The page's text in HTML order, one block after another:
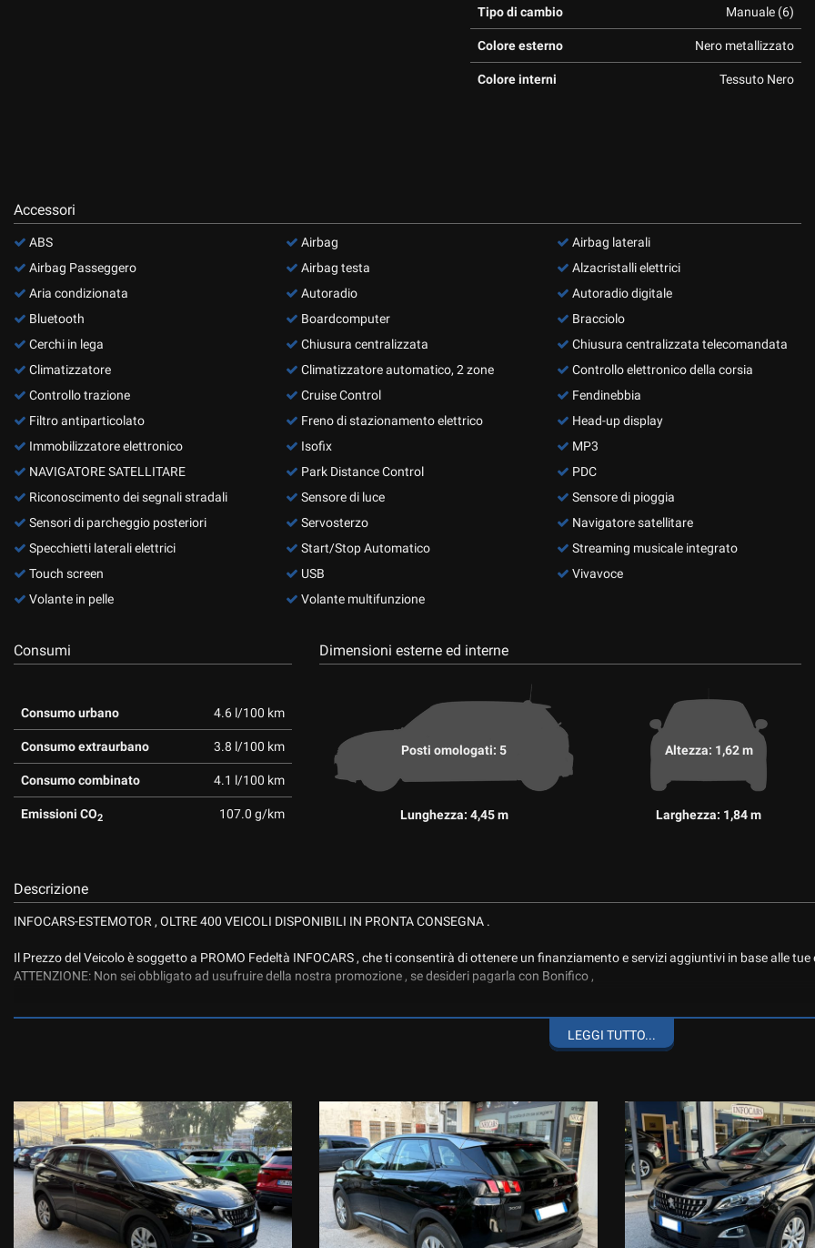
Tipo di cambio Manuale (6)
Colore esterno Nero metallizzato
Colore interni Tessuto Nero
Accessori
ABS
Airbag Passeggero
Aria condizionata
Bluetooth
Cerchi in lega
Climatizzatore
Controllo trazione
Filtro antiparticolato
Immobilizzatore elettronico
NAVIGATORE SATELLITARE
Riconoscimento dei segnali stradali
Sensori di parcheggio posteriori
Specchietti laterali elettrici
Touch screen
Volante in pelle
Airbag
Airbag testa
Autoradio
Boardcomputer
Chiusura centralizzata
Climatizzatore automatico, 2 zone
Cruise Control
Freno di stazionamento elettrico
Isofix
Park Distance Control
Sensore di luce
Servosterzo
Start/Stop Automatico
USB
Volante multifunzione
Airbag laterali
Alzacristalli elettrici
Autoradio digitale
Bracciolo
Chiusura centralizzata telecomandata
Controllo elettronico della corsia
Fendinebbia
Head-up display
MP3
PDC
Sensore di pioggia
Navigatore satellitare
Streaming musicale integrato
Vivavoce
Consumi
Consumo urbano 4.6 l/100 km
Consumo extraurbano 3.8 l/100 km
Consumo combinato 4.1 l/100 km
Emissioni CO2 107.0 g/km
Dimensioni esterne ed interne
Posti omologati: 5
Lunghezza: 4,45 m
Altezza: 1,62 m
Larghezza: 1,84 m
Descrizione
INFOCARS-ESTEMOTOR , OLTRE 400 VEICOLI DISPONIBILI IN PRONTA CONSEGNA .
Il Prezzo del Veicolo è soggetto a PROMO Fedeltà INFOCARS , che ti consentirà di ottenere un finanziamento e servizi aggiuntivi in base alle
ATTENZIONE: Non sei obbligato ad usufruire della nostra promozione , se desideri pagarla con Bonifico ,
VETTURA MOTORIZZATA 1.5 BLUE HDI DA 130 CV, ALLESTIMENTO BUSINESS, COMPLETA DI CERCHI IN LEGA, CLIMA AUTOMATICO,
Il veicolo è realmente disponibile presso le nostre 3 sedi di ESTE PD :
1- Viale dell’Industria 10
2- Via Atheste 38 A
3- Via Atheste 65 , rivenditore autorizzato ed officina specializzata per i marchi Renault e Dacia
LEGGI TUTTO...
e
modificare
tue
scelte
qualsiasi
momento.
Cookie necessari
Cookie delle preferenze
Cookie per il miglioramento dell'esperienza utente
Cookie analitici